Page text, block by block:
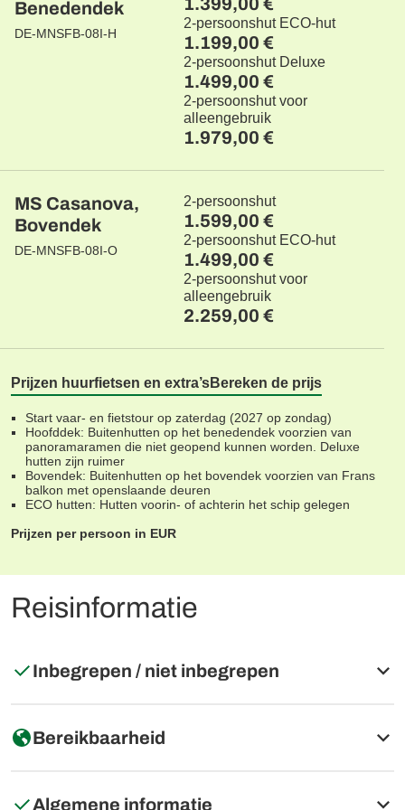
Benedendek
DE-MNSFB-08I-H
MS Casanova,
Bovendek
DE-MNSFB-08I-O
2-persoonshut ECO-hut
1.199,00 €
2-persoonshut Deluxe
1.499,00 €
2-persoonshut voor
alleengebruik
1.979,00 €
2-persoonshut
1.599,00 €
2-persoonshut ECO-hut
1.499,00 €
2-persoonshut voor
alleengebruik
2.259,00 €
Prijzen huurfietsen en extra’sBereken de prijs
Start vaar- en fietstour op zaterdag (2027 op zondag)
Hoofddek: Buitenhutten op het benedendek voorzien van
panoramaramen die niet geopend kunnen worden. Deluxe
hutten zijn ruimer
Bovendek: Buitenhutten op het bovendek voorzien van Frans
balkon met openslaande deuren
ECO hutten: Hutten voorin- of achterin het schip gelegen
Prijzen per persoon in EUR
Reisinformatie
Inbegrepen / niet inbegrepen
Inbegrepen
Volpension: 7x ontbijtbuffet, 6x lunch(pakket), 7x 3-
Bereikbaarheid
Algemene informatie